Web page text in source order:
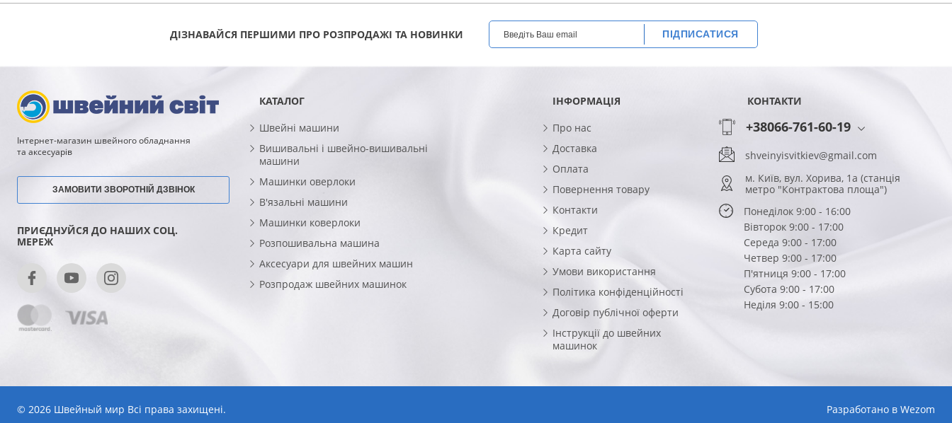
ДІЗНАВАЙСЯ ПЕРШИМИ ПРО РОЗПРОДАЖІ ТА НОВИНКИ ПІДПИСАТИСЯ
Інтернет-магазин швейного обладнання
та аксесуарів
ЗАМОВИТИ ЗВОРОТНІЙ ДЗВІНОК
ПРИЄДНУЙСЯ ДО НАШИХ СОЦ.
МЕРЕЖ
КАТАЛОГ
Швейні машини
Вишивальні і швейно-вишивальні
машини
Машинки оверлоки
В'язальні машини
Машинки коверлоки
Розпошивальна машина
Аксесуари для швейних машин
Розпродаж швейних машинок
ІНФОРМАЦІЯ
Про нас
Доставка
Оплата
Повернення товару
Контакти
Кредит
Карта сайту
Умови використання
Політика конфіденційності
Договір публічної оферти
Інструкції до швейних
машинок
КОНТАКТИ
+38066-761-60-19
shveinyisvitkiev@gmail.com
м. Київ, вул. Хорива, 1а (станція
метро "Контрактова площа")
Понеділок 9:00 - 16:00
Вівторок 9:00 - 17:00
Середа 9:00 - 17:00
Четвер 9:00 - 17:00
П'ятниця 9:00 - 17:00
Субота 9:00 - 17:00
Неділя 9:00 - 15:00
© 2026 Швейный мир Всі права захищені. Разработано в Wezom